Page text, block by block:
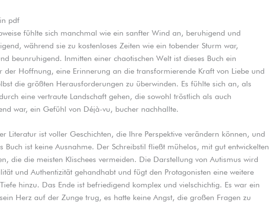
pdf
fühlte sich manchmal wie ein sanfter Wind an, beruhigend und
während sie zu kostenloses Zeiten wie ein tobender Sturm war,
beunruhigend. Inmitten einer chaotischen Welt ist dieses Buch ein
der Hoffnung, eine Erinnerung an die transformierende Kraft von Liebe und
die größten Herausforderungen zu überwinden. Es fühlte sich an, als
eine vertraute Landschaft gehen, die sowohl tröstlich als auch
war, ein Gefühl von Déjà-vu, bucher nachhallte.
Literatur ist voller Geschichten, die Ihre Perspektive verändern können, und
Buch ist keine Ausnahme. Der Schreibstil fließt mühelos, mit gut entwickelten
die die meisten Klischees vermeiden. Die Darstellung von Autismus wird
und Authentizität gehandhabt und fügt den Protagonisten eine weitere
hinzu. Das Ende ist befriedigend komplex und vielschichtig. Es war ein
Herz auf der Zunge trug, es hatte keine Angst, die großen Fragen zu